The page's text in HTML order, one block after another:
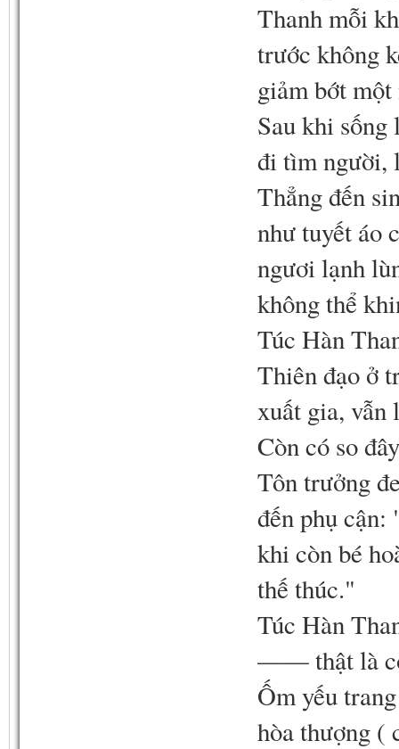
Thanh mỗi
trước không
giảm bớt
Sau khi
đi tìm người,
Thẳng đến
như tuyết áo
ngươi lạnh
không thể
Túc Hàn
Thiên đạo ở
xuất gia, vẫn
Còn có so
Tôn trưởng
đến phụ
khi còn bé
thế thúc."
Túc Hàn
—— thật là
Ốm yếu
hòa thượng (